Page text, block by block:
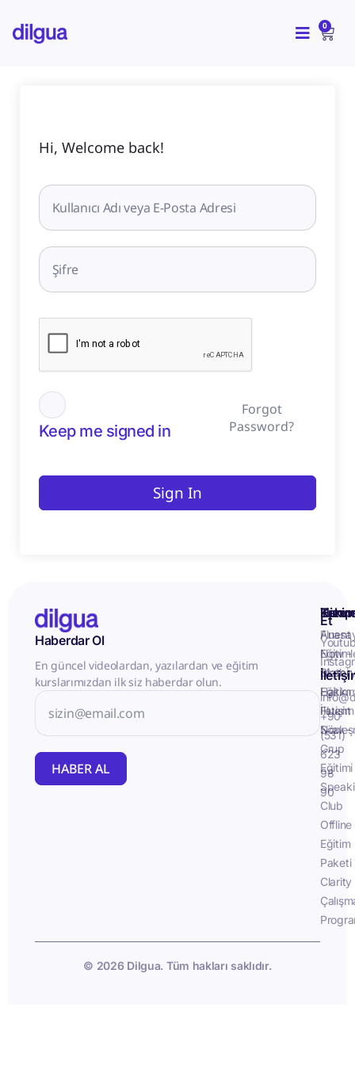
atla
0
Hi, Welcome back!
Keep me signed in
Forgot
Password?
Sign In
Haberdar Ol
En güncel videolardan, yazılardan ve eğitim
kurslarımızdan ilk siz haberdar olun.
HABER AL
İletişim
Fluent
Now -
Birebir
Eğitim
Fluent
Now -
Grup
Eğitimi
Club
Offline
Eğitim
Paketi
Clarity
Takip
Et
+90
(531)
623
98
90
© 2026 Dilgua. Tüm hakları saklıdır.